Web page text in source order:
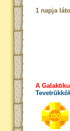
1 napja
A